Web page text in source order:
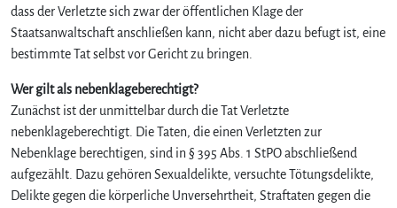
dass der Verletzte sich zwar der öffentlichen Klage der
Staatsanwaltschaft anschließen kann, nicht aber dazu befugt ist, eine
bestimmte Tat selbst vor Gericht zu bringen.
Wer gilt als nebenklageberechtigt?
Zunächst ist der unmittelbar durch die Tat Verletzte
nebenklageberechtigt. Die Taten, die einen Verletzten zur
Nebenklage berechtigen, sind in § 395 Abs. 1 StPO abschließend
aufgezählt. Dazu gehören Sexualdelikte, versuchte Tötungsdelikte,
Delikte gegen die körperliche Unversehrtheit, Straftaten gegen die